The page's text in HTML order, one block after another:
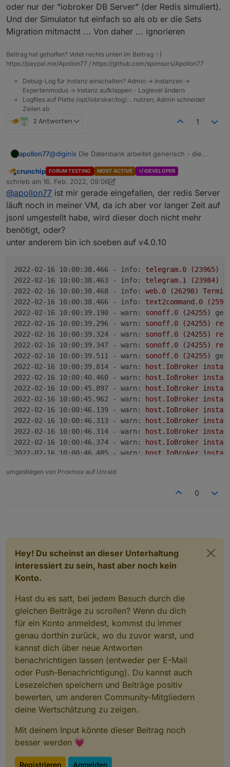
oder nur der "iobroker DB Server" (der Redis simuliert).
Und der Simulator tut einfach so als ob er die Sets
Migration mitmacht ... Von daher ... ignorieren
Beitrag hat geholfen? Votet rechts unten im Beitrag :-)
https://paypal.me/Apollon77 / https://github.com/sponsors/Apollon77
Debug-Log für Instanz einschalten? Admin -> Instanzen ->
Expertenmodus -> Instanz aufklappen - Loglevel ändern
Logfiles auf Platte /opt/iobroker/log/… nutzen, Admin schneidet
Zeilen ab
2 Antworten 1
apollon77@diginix Die Datenbank arbeitet generisch - die
gegenseite ist oder nur der "iobroker DB Server"
(der Redis simuliert). Und der Simulator tut einfach
so als ob er die Sets Migration mitmacht ... Von
daher ... ignorieren
Offline
crunchip FORUM TESTING MOST ACTIVE DEVELOPER
schrieb am 16. Feb. 2022, 09:06
zuletzt editiert von crunchip
@apollon77 ist mir gerade eingefallen, der redis Server
läuft noch in meiner VM, da ich aber vor langer Zeit auf
jsonl umgestellt habe, wird dieser doch nicht mehr
benötigt, oder?
unter anderem bin ich soeben auf v4.0.10
2022-02-16 10:00:38.466 - info: telegram.0 (23965)
2022-02-16 10:00:38.463 - info:
telegram.1 (23984)
2022-02-16 10:00:38.468 - info:
web.0 (26298)
2022-02-16 10:00:38.466 - info:
text2command.0
2022-02-16 10:00:39.190 - warn:
sonoff.0 (24255)
2022-02-16 10:00:39.296 - warn:
sonoff.0 (24255)
2022-02-16 10:00:39.324 - warn:
sonoff.0 (24255)
2022-02-16 10:00:39.347 - warn:
sonoff.0 (24255)
2022-02-16 10:00:39.511 - warn:
sonoff.0 (24255)
2022-02-16 10:00:39.814 - warn:
host.IoBroker
2022-02-16 10:00:40.460 - warn:
host.IoBroker
2022-02-16 10:00:45.897 - warn:
host.IoBroker
2022-02-16 10:00:45.962 - warn:
host.IoBroker
2022-02-16 10:00:46.139 - warn:
host.IoBroker
2022-02-16 10:00:46.313 - warn:
host.IoBroker
2022-02-16 10:00:46.314 - warn:
host.IoBroker
2022-02-16 10:00:46.374 - warn:
host.IoBroker
2022-02-16 10:00:46.485 - warn:
host.IoBroker
2022-02-16 10:00:46.635 - warn:
host.IoBroker
2022-02-16 10:00:46.806 - error: host.IoBroker
2022-02-16 10:00:46.806 - error:
host.IoBroker
2022-02-16 10:00:46.807 - error:
host.IoBroker
2022-02-16 10:00:46.807 - error:
2022-02-16 10:00:46.808 - warn:
2022-02-16 10:00:46.977 - warn:
host.IoBroker
2022-02-16 10:00:46.978 - warn:
host.IoBroker
2022-02-16 10:00:47.077 - warn:
host.IoBroker
2022-02-16 10:00:47.182 - warn: host.IoBroker
2022-02-16 10:00:47.332 - warn: host.IoBroker
2022-02-16 10:00:47.334 - warn:
2022-02-16 10:00:47.405 - warn:
host.IoBroker
2022-02-16 10:00:48.164 - warn:
host.IoBroker
umgestiegen von Proxmox auf Unraid
0
Hey! Du scheinst an dieser Unterhaltung
interessiert zu sein, hast aber noch kein
Konto.
Hast du es satt, bei jedem Besuch durch die
gleichen Beiträge zu scrollen? Wenn du dich
für ein Konto anmeldest, kommst du immer
genau dorthin zurück, wo du zuvor warst, und
kannst dich über neue Antworten
benachrichtigen lassen (entweder per E-Mail
oder Push-Benachrichtigung). Du kannst auch
Lesezeichen speichern und Beiträge positiv
bewerten, um anderen Community-Mitgliedern
deine Wertschätzung zu zeigen.
Mit deinem Input könnte dieser Beitrag noch
besser werden 💗
Registrieren Anmelden